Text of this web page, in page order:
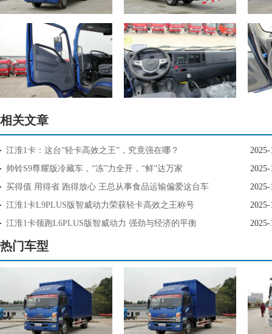
相关文章
江淮1卡：这台“轻卡高效之王”，究竟强在哪？
2025-
帅铃S9尊耀版冷藏车，“冻”力全开，“鲜”达万家
2025-
买得值 用得省 跑得放心 王总从事食品运输偏爱这台车
2025-
江淮1卡L9PLUS版智威动力荣获轻卡高效之王称号
2025-
江淮1卡领跑L6PLUS版智威动力 强劲与经济的平衡
2025-
热门车型